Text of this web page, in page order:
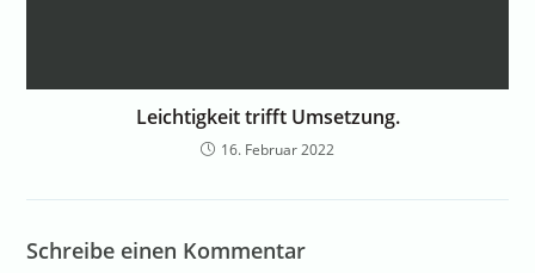
Leichtigkeit trifft Umsetzung.
16. Februar 2022
Schreibe einen Kommentar